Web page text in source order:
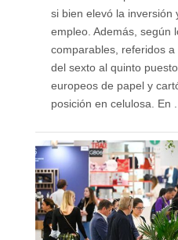
si bien elevó la inversión
empleo. Además, según
comparables, referidos
del sexto al quinto
europeos de papel y
posición en celulosa. En ...